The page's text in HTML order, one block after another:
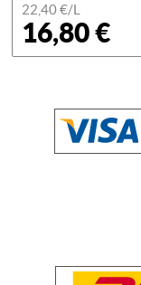
22,40 €/L
16,80 €